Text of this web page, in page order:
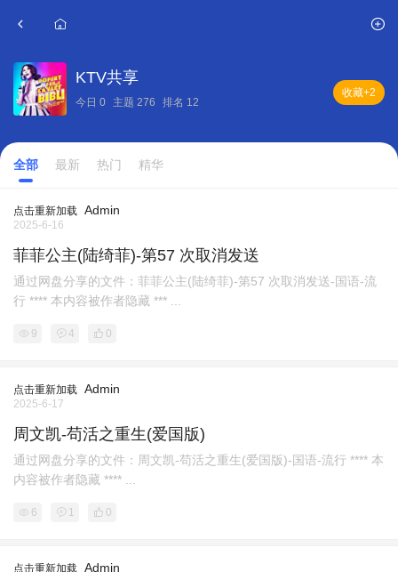
收藏+2
KTV共享
今日 0 主题 276 排名 12
全部 最新 热门 精华
点击重新加载 Admin
2025-6-16
菲菲公主(陆绮菲)-第57 次取消发送
通过网盘分享的文件：菲菲公主(陆绮菲)-第57 次取消发送-国语-流
行 **** 本内容被作者隐藏 *** ...
9 4 0
点击重新加载 Admin
2025-6-17
周文凯-苟活之重生(爱国版)
通过网盘分享的文件：周文凯-苟活之重生(爱国版)-国语-流行 **** 本
内容被作者隐藏 **** ...
6 1 0
点击重新加载 Admin